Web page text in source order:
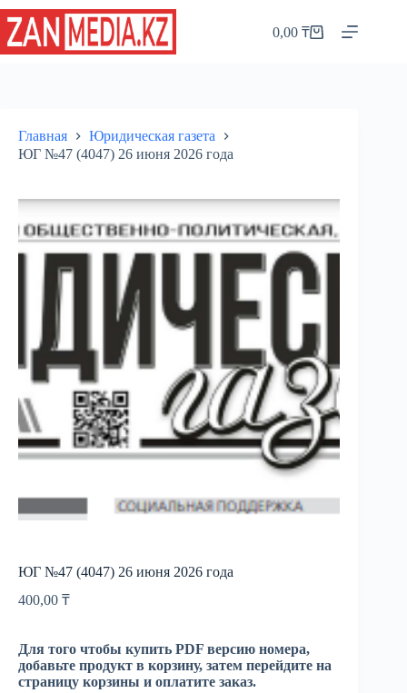
Перейти
сути
Корзина
0,00₸
Главная
Юридическая газета
ЮГ №47 (4047) 26 июня 2026 года
ЮГ №47 (4047) 26 июня 2026 года
400,00 ₸
Для того чтобы купить PDF версию номера,
добавьте продукт в корзину, затем перейдите на
страницу корзины и оплатите заказ.